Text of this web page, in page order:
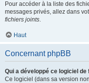
Pour accéder à la liste des
messages privés, allez dans
fichiers joints.
Haut
Concernant phpBB
Qui a développé ce logiciel de
Ce logiciel (dans sa version